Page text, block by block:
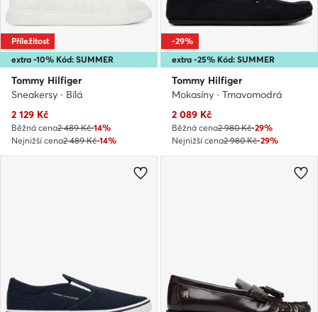
extra -10% Kód: SUMMER
Příležitost
Tommy Hilfiger
Sneakersy · Bílá
Aktuální cena
2 129 Kč
Běžná cena2 489 Kč-14%
Nejnižší cena2 489 Kč-14%
extra -25% Kód: SUMMER
-29%
Tommy Hilfiger
Mokasíny · Tmavomodrá
Aktuální cena
2 089 Kč
Běžná cena2 980 Kč-29%
Nejnižší cena2 980 Kč-29%